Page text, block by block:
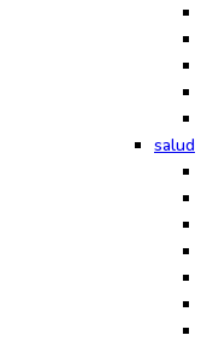
salud